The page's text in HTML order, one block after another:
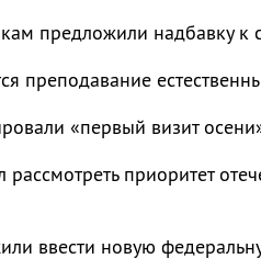
предложили надбавку к
преподавание
«первый визит
приоритет
ввести новую